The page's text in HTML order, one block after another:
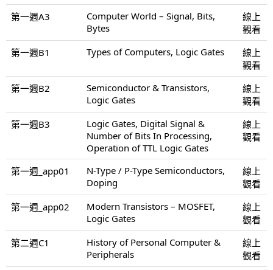
第一週A3
Computer World – Signal, Bits,
Bytes
線上
觀看
第一週B1
Types of Computers, Logic Gates
線上
觀看
第一週B2
Semiconductor & Transistors,
Logic Gates
線上
觀看
第一週B3
Logic Gates, Digital Signal &
Number of Bits In Processing,
Operation of TTL Logic Gates
線上
觀看
第一週_app01
N-Type / P-Type Semiconductors,
Doping
線上
觀看
第一週_app02
Modern Transistors – MOSFET,
Logic Gates
線上
觀看
第二週C1
History of Personal Computer &
Peripherals
線上
觀看